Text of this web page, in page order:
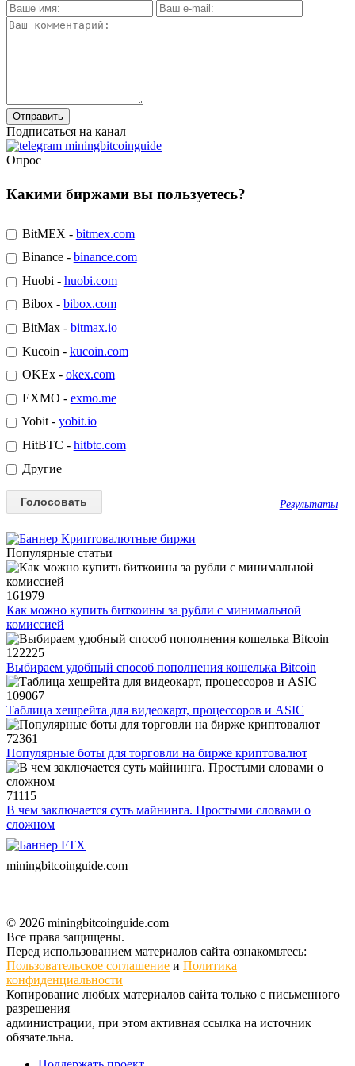
Подписаться на канал
Опрос
Какими биржами вы пользуетесь?
BitMEX - bitmex.com
Binance - binance.com
Huobi - huobi.com
Bibox - bibox.com
BitMax - bitmax.io
Kucoin - kucoin.com
OKEx - okex.com
EXMO - exmo.me
Yobit - yobit.io
HitBTC - hitbtc.com
Другие
Результаты
Популярные статьи
161979
Как можно купить биткоины за рубли с минимальной
комиссией
122225
Выбираем удобный способ пополнения кошелька Bitcoin
109067
Таблица хешрейта для видеокарт, процессоров и ASIC
72361
Популярные боты для торговли на бирже криптовалют
71115
В чем заключается суть майнинга. Простыми словами о
сложном
miningbitcoinguide.com
© 2026 miningbitcoinguide.com
Все права защищены.
Перед использованием материалов сайта ознакомьтесь:
Пользовательское соглашение и Политика
конфиденциальности
Копирование любых материалов сайта только с письменного
разрешения
администрации, при этом активная ссылка на источник
обязательна.